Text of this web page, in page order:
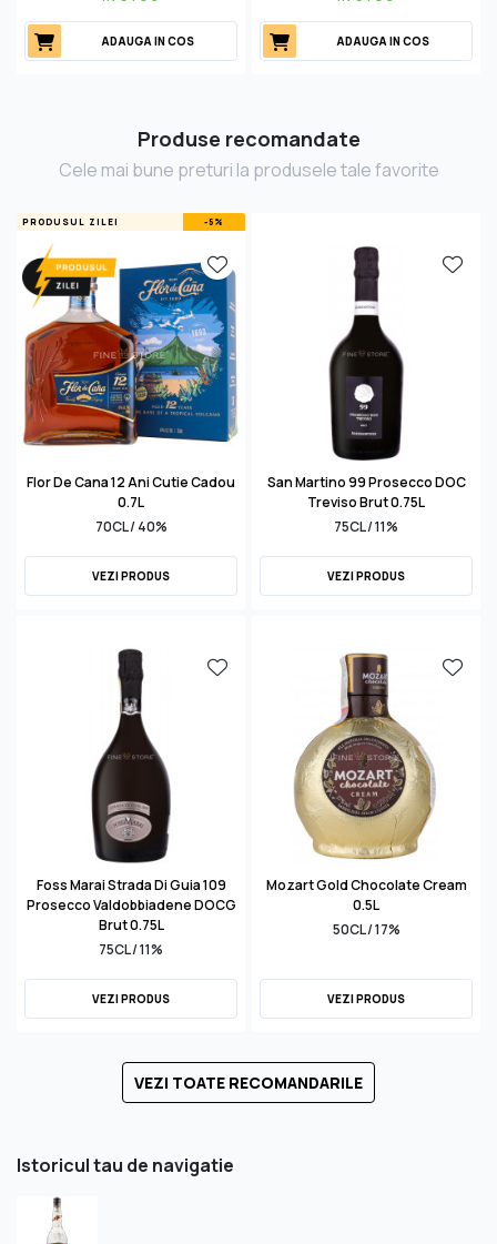
ADAUGA IN COS ADAUGA IN COS
Produse recomandate
Cele mai bune preturi la produsele tale favorite
PRODUSUL ZILEI -5%
Flor De Cana 12 Ani Cutie Cadou
0.7L
70CL / 40%
VEZI PRODUS
San Martino 99 Prosecco DOC
Treviso Brut 0.75L
75CL / 11%
VEZI PRODUS
Foss Marai Strada Di Guia 109
Prosecco Valdobbiadene DOCG
Brut 0.75L
75CL / 11%
VEZI PRODUS
Mozart Gold Chocolate Cream
0.5L
50CL / 17%
VEZI PRODUS
VEZI TOATE RECOMANDARILE
Istoricul tau de navigatie